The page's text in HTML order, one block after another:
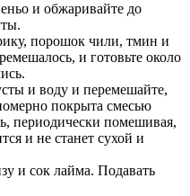
и обжаривайте до
порошок чили, тмин и
и готовьте около
и воду и перемешайте,
покрыта смесью
периодически помешивая,
и не станет сухой и
и сок лайма. Подавать